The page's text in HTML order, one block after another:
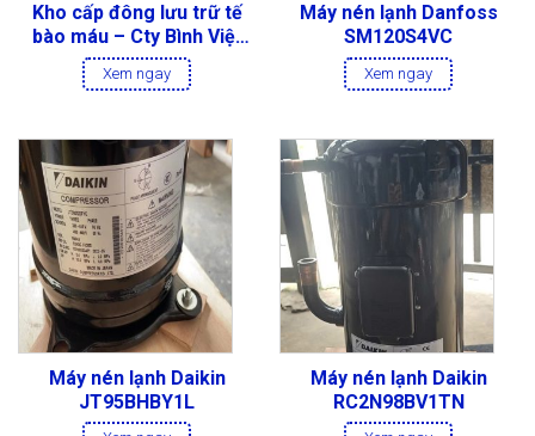
Kho cấp đông lưu trữ tế
bào máu – Cty Bình Việt
Đức
Xem ngay
Máy nén lạnh Danfoss
SM120S4VC
Xem ngay
Máy nén lạnh Daikin
JT95BHBY1L
Máy nén lạnh Daikin
RC2N98BV1TN